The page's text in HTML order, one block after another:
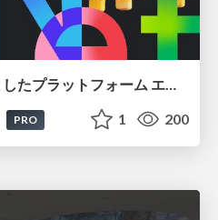
AIエージェントを前提としたプラットフォーム エンジニアリング：GKEで作るAgent-Ready Golden Path
PRO 1 200